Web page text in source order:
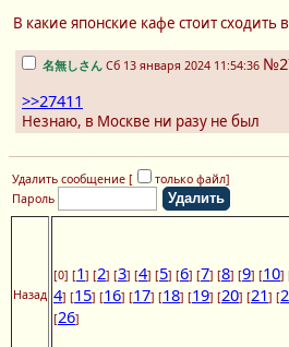
В какие японские кафе стоит сходить
名無しさん Сб 13 января 2024 11:54:36
>>27411
Незнаю, в Москве ни разу не был
Удалить сообщение [ только файл]
Пароль
Назад
[0] [1] [2] [3] [4] [5] [6] [7] [8] [9] [10]
4] [15] [16] [17] [18] [19] [20] [21] [
[26]